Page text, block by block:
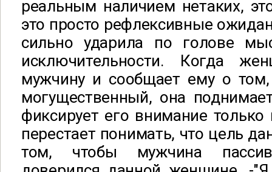
реальным наличием нетаких,
это просто рефлексивные
сильно ударила по голове
исключительности. Когда
мужчину и сообщает ему о
могущественный, она
фиксирует его внимание
перестает понимать, что цель
том, чтобы мужчина